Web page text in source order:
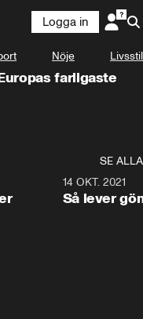
Logga in
Nöje Livsstil
farligaste
SE ALLA
14 OKT. 2021
Så lever